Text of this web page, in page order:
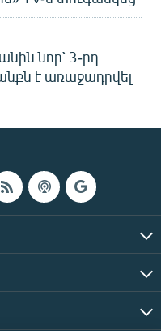
նոր՝ 3-րդ
է առաջադրվել